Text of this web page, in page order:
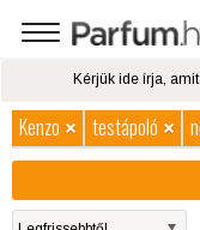
Kenzo testápoló